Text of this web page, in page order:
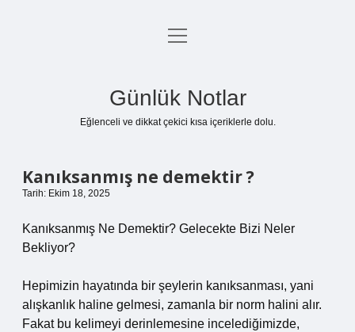
Anasayfa
menüyü
Günlük Notlar
Eğlenceli ve dikkat çekici kısa içeriklerle dolu.
Kanıksanmış ne demektir ?
Tarih: Ekim 18, 2025
Kanıksanmış Ne Demektir? Gelecekte Bizi Neler
Bekliyor?
Hepimizin hayatında bir şeylerin kanıksanması, yani
alışkanlık haline gelmesi, zamanla bir norm halini alır.
Fakat bu kelimeyi derinlemesine incelediğimizde,